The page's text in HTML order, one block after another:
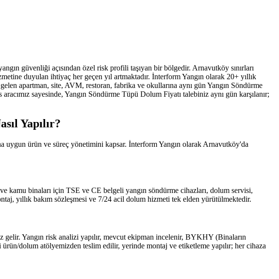
güvenliği açısından özel risk profili taşıyan bir bölgedir. Arnavutköy sınırları
duyulan ihtiyaç her geçen yıl artmaktadır. İnterform Yangın olarak 20+ yıllık
apartman, site, AVM, restoran, fabrika ve okullarına aynı gün Yangın Söndürme
sayesinde, Yangın Söndürme Tüpü Dolum Fiyatı talebiniz aynı gün karşılanır;
Yapılır?
ürün ve süreç yönetimini kapsar. İnterform Yangın olarak Arnavutköy'da
kamu binaları için TSE ve CE belgeli yangın söndürme cihazları, dolum servisi,
yıllık bakım sözleşmesi ve 7/24 acil dolum hizmeti tek elden yürütülmektedir.
Yangın risk analizi yapılır, mevcut ekipman incelenir, BYKHY (Binaların
dolum atölyemizden teslim edilir, yerinde montaj ve etiketleme yapılır; her cihaza